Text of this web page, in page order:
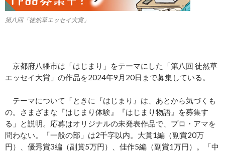
第八回「徒然草エッセイ大賞」
京都府八幡市は「はじまり」をテーマにした「第八回 徒然草
エッセイ大賞」の作品を2024年9月20日まで募集している。
テーマについて「ときに『はじまり』は、あとから気づくも
の。さまざまな『はじまり体験』『はじまり物語』を募集す
る」と説明。応募はオリジナルの未発表作品で、プロ・アマを
問わない。「一般の部」は2千字以内。大賞1編（副賞20万
円）、優秀賞3編（副賞5万円）、佳作5編（副賞1万円）。「中